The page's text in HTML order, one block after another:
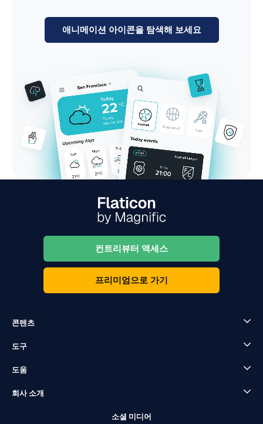
애니메이션 아이콘을 탐색해 보세요
컨트리뷰터 액세스
프리미엄으로 가기
콘텐츠
도구
도움
회사 소개
소셜 미디어